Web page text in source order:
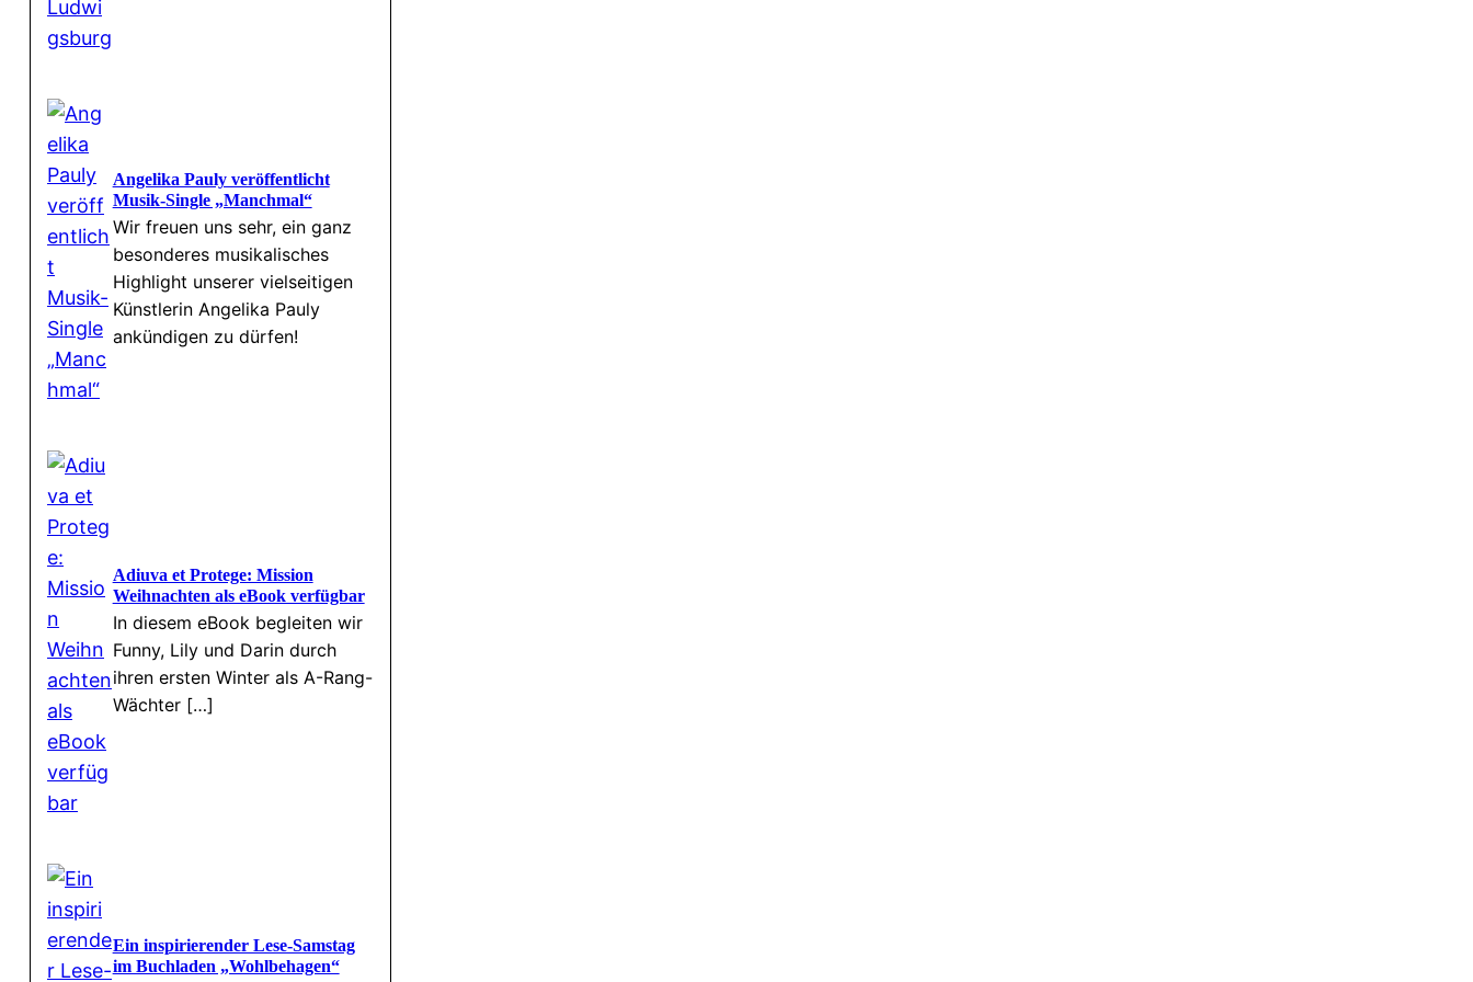
Angelika Pauly veröffentlicht
Musik-Single „Manchmal“
Wir freuen uns sehr, ein ganz
besonderes musikalisches
Highlight unserer vielseitigen
Künstlerin Angelika Pauly
ankündigen zu dürfen!
Adiuva et Protege: Mission
Weihnachten als eBook verfügbar
In diesem eBook begleiten wir
Funny, Lily und Darin durch
ihren ersten Winter als A-Rang-
Wächter […]
Ein inspirierender Lese-Samstag
im Buchladen „Wohlbehagen“